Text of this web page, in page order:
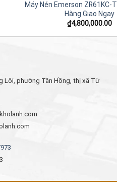
Máy Nén Emerson ZR61KC-
Hàng Giao Ngay
₫4,800,000.00
Lôi, phường Tân Hồng, thị xã Từ